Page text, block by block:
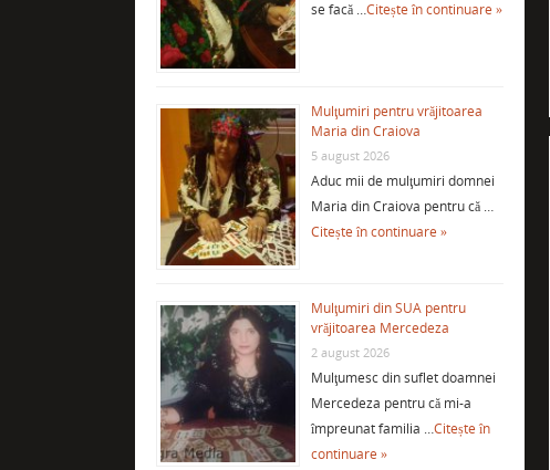
se facă …Citește în continuare »
Mulţumiri pentru vrăjitoarea
Maria din Craiova
5 august 2026
Aduc mii de mulţumiri domnei
Maria din Craiova pentru că …
Citește în continuare »
Mulţumiri din SUA pentru
vrăjitoarea Mercedeza
2 august 2026
Mulţumesc din suflet doamnei
Mercedeza pentru că mi-a
împreunat familia …Citește în
continuare »